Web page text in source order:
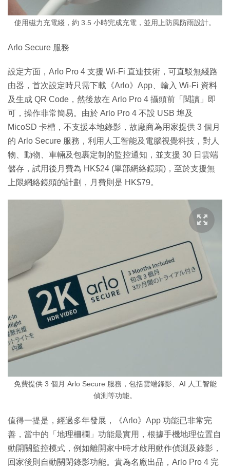
使用磁力充電綫，約 3.5 小時完成充電，並用上防風防雨設計。
Arlo Secure 服務
設定方面，Arlo Pro 4 支援 Wi-Fi 直連技術，可直駁無綫路
由器，首次設定時只需下載《Arlo》App、輸入 Wi-Fi 資料
及生成 QR Code，然後放在 Arlo Pro 4 攝頭前「閱讀」即
可，操作非常簡易。由於 Arlo Pro 4 不設 USB 埠及
MicoSD 卡槽，不支援本地錄影，故廠商為用家提供 3 個月
的 Arlo Secure 服務，利用人工智能及電腦視覺科技，對人
物、動物、車輛及包裹定制的監控通知，並支援 30 日雲端
儲存，試用後月費為 HK$24 (單部網絡鏡頭)，至於支援無
上限網絡鏡頭的計劃，月費則是 HK$79。
免費提供 3 個月 Arlo Secure 服務，包括雲端錄影、AI 人工智能
偵測等功能。
值得一提是，經過多年發展，《Arlo》App 功能已非常完
善，當中的「地理柵欄」功能最實用，根據手機地理位置自
動開關監控模式，例如離開家中時才啟用動作偵測及錄影，
回家後則自動關閉錄影功能。貴為名廠出品，Arlo Pro 4 完